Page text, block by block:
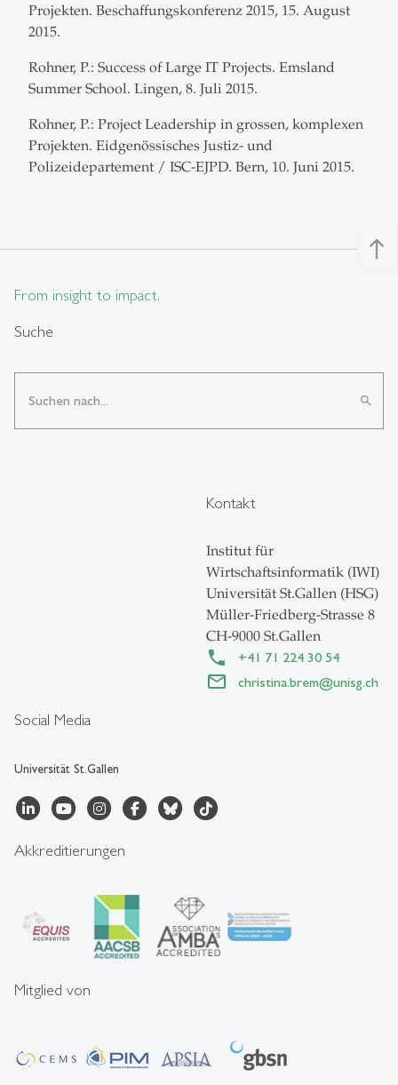
Projekten. Beschaffungskonferenz 2015, 15. August
2015.
Rohner, P.: Success of Large IT Projects. Emsland
Summer School. Lingen, 8. Juli 2015.
Rohner, P.: Project Leadership in grossen, komplexen
Projekten. Eidgenössisches Justiz- und
Polizeidepartement / ISC-EJPD. Bern, 10. Juni 2015.
north
From insight to impact.
Suche
search
Social Media
Universität St.Gallen
Kontakt
Institut für
Wirtschaftsinformatik (IWI)
Universität St.Gallen (HSG)
Müller-Friedberg-Strasse 8
CH-9000 St.Gallen
+41 71 224 30 54
christina.brem@unisg.ch
Akkreditierungen
Mitglied von